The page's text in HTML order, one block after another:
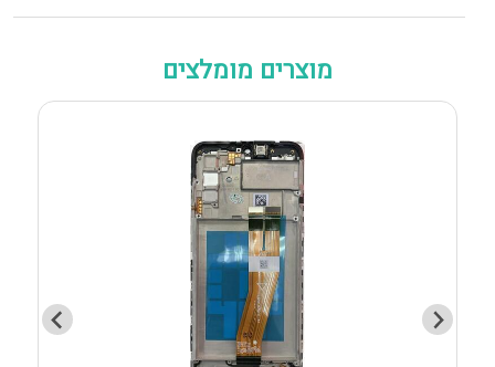
מוצרים מומלצים